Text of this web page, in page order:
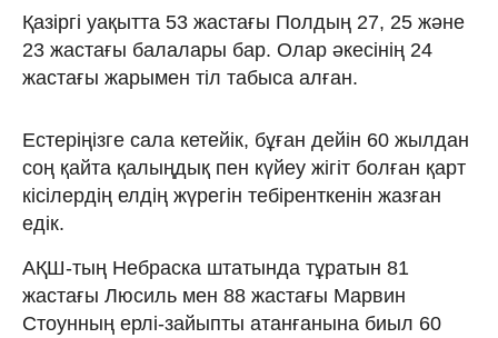
Қазіргі уақытта 53 жастағы Полдың 27, 25 және
23 жастағы балалары бар. Олар әкесінің 24
жастағы жарымен тіл табыса алған.
Естеріңізге сала кетейік, бұған дейін 60 жылдан
соң қайта қалыңдық пен күйеу жігіт болған қарт
кісілердің елдің жүрегін тебіренткенін жазған
едік.
АҚШ-тың Небраска штатында тұратын 81
жастағы Люсиль мен 88 жастағы Марвин
Стоунның ерлі-зайыпты атанғанына биыл 60